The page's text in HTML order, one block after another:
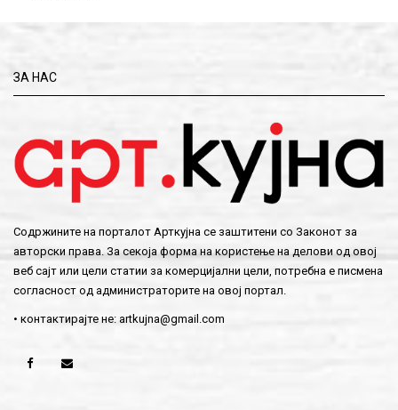
ЗА НАС
Содржините на порталот Арткујна се заштитени со Законот за
авторски права. За секоја форма на користење на делови од овој
веб сајт или цели статии за комерцијални цели, потребна е писмена
согласност од администраторите на овој портал.
• контактирајте не: artkujna@gmail.com